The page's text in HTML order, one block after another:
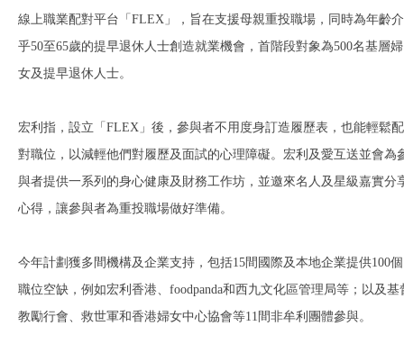
線上職業配對平台「FLEX」，旨在支援母親重投職場，同時為年齡介
乎50至65歲的提早退休人士創造就業機會，首階段對象為500名基層婦
女及提早退休人士。
宏利指，設立「FLEX」後，參與者不用度身訂造履歷表，也能輕鬆配
對職位，以減輕他們對履歷及面試的心理障礙。宏利及愛互送並會為
與者提供一系列的身心健康及財務工作坊，並邀來名人及星級嘉實分
心得，讓參與者為重投職場做好準備。
今年計劃獲多間機構及企業支持，包括15間國際及本地企業提供100個
職位空缺，例如宏利香港、foodpanda和西九文化區管理局等；以及基
教勵行會、救世軍和香港婦女中心協會等11間非牟利團體參與。